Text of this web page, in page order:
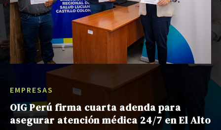
EMPRESAS
OIG Perú firma cuarta adenda para
asegurar atención médica 24/7 en El Alto